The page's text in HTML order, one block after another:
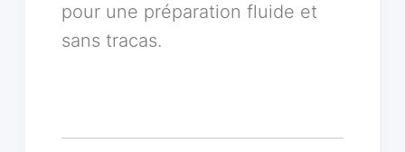
pour une préparation fluide et
sans tracas.